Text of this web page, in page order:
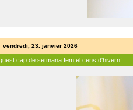
vendredi, 23. janvier 2026
cap de setmana fem el cens d'hivern!